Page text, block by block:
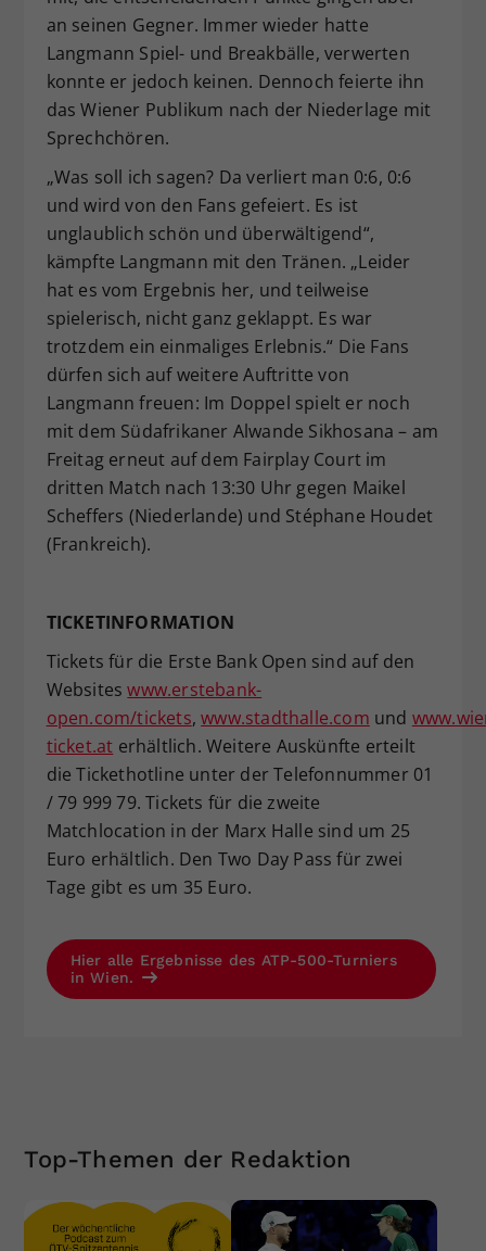
an seinen Gegner. Immer wieder hatte
Langmann Spiel- und Breakbälle, verwerten
konnte er jedoch keinen. Dennoch feierte ihn
das Wiener Publikum nach der Niederlage mit
Sprechchören.
„Was soll ich sagen? Da verliert man 0:6, 0:6
und wird von den Fans gefeiert. Es ist
unglaublich schön und überwältigend“,
kämpfte Langmann mit den Tränen. „Leider
hat es vom Ergebnis her, und teilweise
spielerisch, nicht ganz geklappt. Es war
trotzdem ein einmaliges Erlebnis.“ Die Fans
dürfen sich auf weitere Auftritte von
Langmann freuen: Im Doppel spielt er noch
mit dem Südafrikaner Alwande Sikhosana – am
Freitag erneut auf dem Fairplay Court im
dritten Match nach 13:30 Uhr gegen Maikel
Scheffers (Niederlande) und Stéphane Houdet
(Frankreich).
TICKETINFORMATION
Tickets für die Erste Bank Open sind auf den
Websiteswww.erstebank-
open.com/tickets,www.stadthalle.com und
ticket.at erhältlich. Weitere Auskünfte erteilt
die Tickethotline unter der Telefonnummer 01
/ 79 999 79. Tickets für die zweite
Matchlocation in der Marx Halle sind um 25
Euro erhältlich. Den Two Day Pass für zwei
Tage gibt es um 35 Euro.
Hier alle Ergebnisse des ATP-500-Turniers
in Wien.
Top-Themen der Redaktion